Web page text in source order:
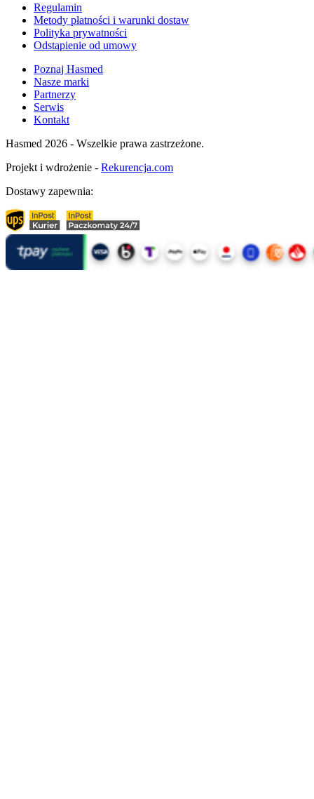
Regulamin
Metody płatności i warunki dostaw
Polityka prywatności
Odstąpienie od umowy
Poznaj Hasmed
Nasze marki
Partnerzy
Serwis
Kontakt
Hasmed 2026 - Wszelkie prawa zastrzeżone.
Projekt i wdrożenie - Rekurencja.com
Dostawy zapewnia: